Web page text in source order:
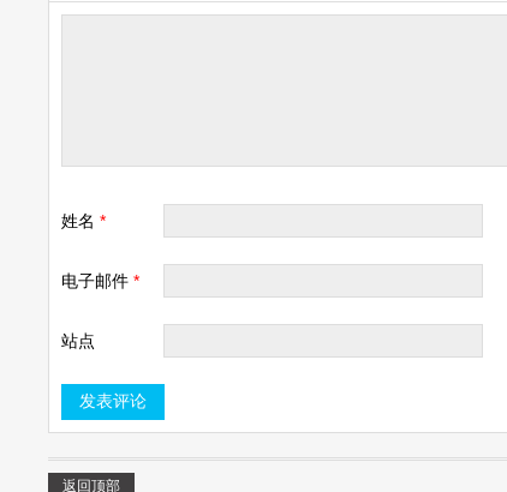
姓名*
电子邮件*
站点
返回顶部